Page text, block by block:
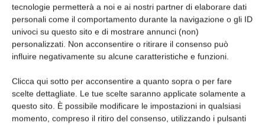
tecnologie permetterà a noi e ai nostri partner di elaborare dati
personali come il comportamento durante la navigazione o gli ID
univoci su questo sito e di mostrare annunci (non)
personalizzati. Non acconsentire o ritirare il consenso può
influire negativamente su alcune caratteristiche e funzioni.
Clicca qui sotto per acconsentire a quanto sopra o per fare
scelte dettagliate. Le tue scelte saranno applicate solamente a
questo sito. È possibile modificare le impostazioni in qualsiasi
momento, compreso il ritiro del consenso, utilizzando i pulsanti
Leggi la rivista